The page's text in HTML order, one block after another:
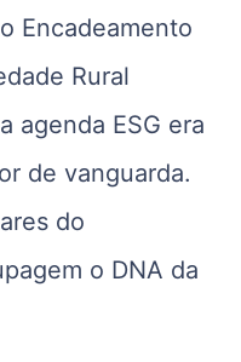
Encadeamento
Rural
agenda ESG era
de vanguarda.
do
o DNA da